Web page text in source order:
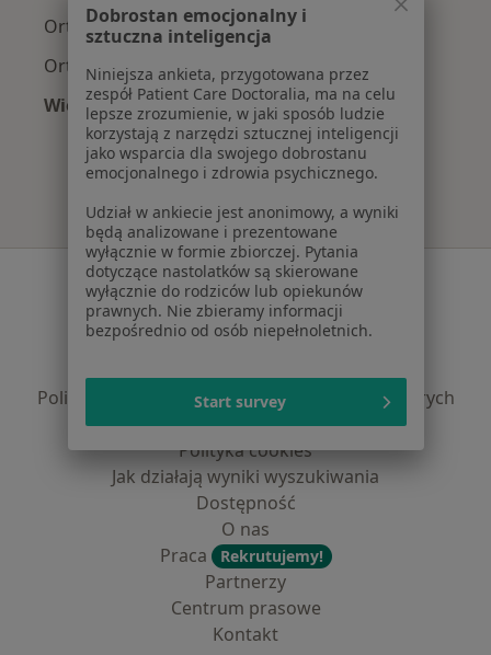
Ortopedzi z TU Zdrowie w Krakowie
Ortopedzi z Świat Zdrowia w Krakowie
Więcej (12)
Więcej w kategorii: Najpopularniejsze
Serwis
Regulamin
Polityka prywatności pacjentów
Polityka prywatności dla profesjonalistów, których
dane pozyskaliśmy samodzielnie
Polityka cookies
Jak działają wyniki wyszukiwania
Dostępność
O nas
Praca
Rekrutujemy!
Partnerzy
Centrum prasowe
Kontakt
Dobrostan emocjonalny i
sztuczna inteligencja
Niniejsza ankieta, przygotowana przez
zespół Patient Care Doctoralia, ma na celu
lepsze zrozumienie, w jaki sposób ludzie
korzystają z narzędzi sztucznej inteligencji
jako wsparcia dla swojego dobrostanu
emocjonalnego i zdrowia psychicznego.
Udział w ankiecie jest anonimowy, a wyniki
będą analizowane i prezentowane
wyłącznie w formie zbiorczej. Pytania
dotyczące nastolatków są skierowane
wyłącznie do rodziców lub opiekunów
prawnych. Nie zbieramy informacji
bezpośrednio od osób niepełnoletnich.
Start survey